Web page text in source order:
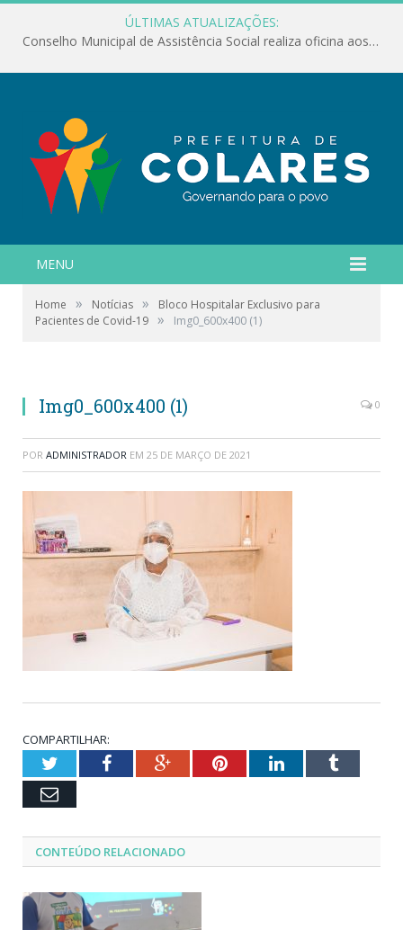
ÚLTIMAS ATUALIZAÇÕES:
Conselho Municipal de Assistência Social realiza oficina aos servidores
MENU
Home » Notícias »
Bloco Hospitalar Exclusivo para
Pacientes de Covid-19 » Img0_600x400 (1)
Img0_600x400 (1) 0
POR ADMINISTRADOR EM 25 DE MARÇO DE 2021
COMPARTILHAR:
TwitterFacebookGoogle+PinterestLinkedInTumblr
Email
CONTEÚDO RELACIONADO